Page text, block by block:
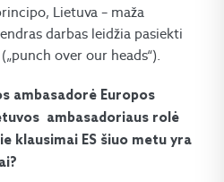
Lietuva – maža
darbas leidžia pasiekti
over our heads“).
ambasadorė Europos
ambasadoriaus rolė
klausimai ES šiuo metu yra